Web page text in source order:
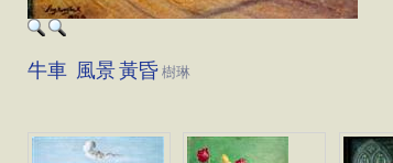
牛車 風景黃昏 樹琳